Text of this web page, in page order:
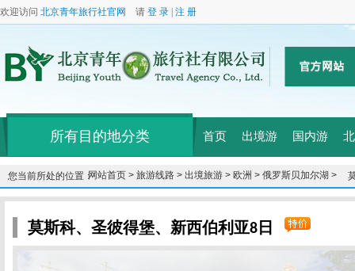
欢迎访问 北京青年旅行社官网 请 登 录 注 册
所有目的地分类 首页 出境游 国内游
您当前所处的位置：网站首页 > 旅游线路 > 出境旅游 > 欧洲 > 俄罗斯贝加尔湖 >
莫斯科、圣彼得堡、新西伯利亚8日